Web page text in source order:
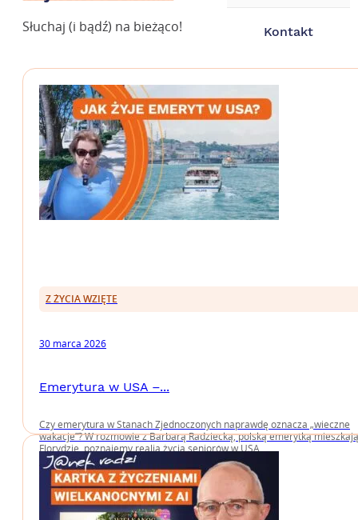
Kontakt
Słuchaj (i bądź) na bieżąco!
Z ŻYCIA WZIĘTE
30 marca 2026
Emerytura w USA –...
Czy emerytura w Stanach Zjednoczonych naprawdę oznacza „wieczne
wakacje”? W rozmowie z Barbarą Radziecką, polską emerytką
Florydzie, poznajemy realia życia seniorów w USA.